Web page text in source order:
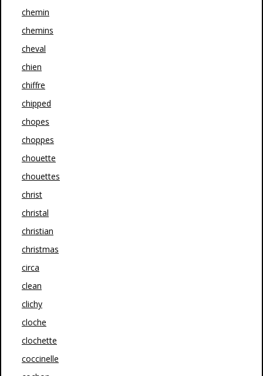
chemin
chemins
cheval
chien
chiffre
chipped
chopes
choppes
chouette
chouettes
christ
christal
christian
christmas
circa
clean
clichy
cloche
clochette
coccinelle